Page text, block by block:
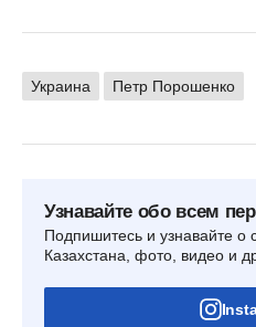
Украина Петр Порошенко
Узнавайте обо всем
Подпишитесь и узнавайте о
Казахстана, фото, видео и